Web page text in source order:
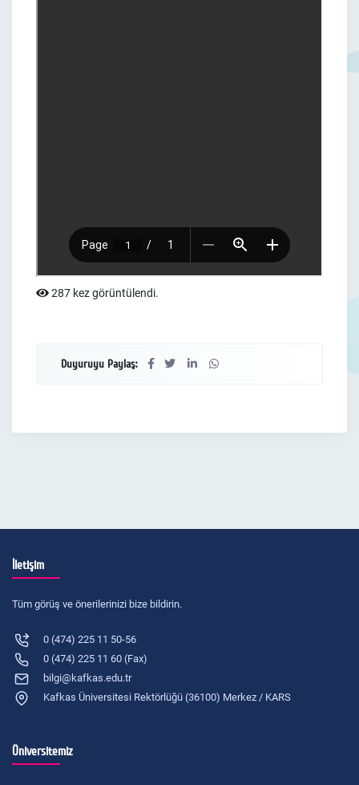
287 kez görüntülendi.
Duyuruyu Paylaş:
İletişim
Tüm görüş ve önerilerinizi bize bildirin.
0 (474) 225 11 50-56
0 (474) 225 11 60 (Fax)
bilgi@kafkas.edu.tr
Kafkas Üniversitesi Rektörlüğü (36100) Merkez / KARS
Üniversitemiz